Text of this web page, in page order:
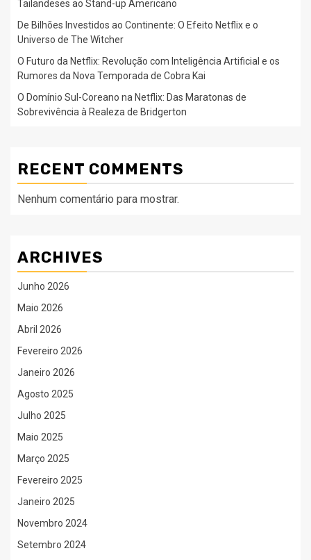
Tailandeses ao Stand-up Americano
De Bilhões Investidos ao Continente: O Efeito Netflix e o
Universo de The Witcher
O Futuro da Netflix: Revolução com Inteligência Artificial e os
Rumores da Nova Temporada de Cobra Kai
O Domínio Sul-Coreano na Netflix: Das Maratonas de
Sobrevivência à Realeza de Bridgerton
RECENT COMMENTS
Nenhum comentário para mostrar.
ARCHIVES
Junho 2026
Maio 2026
Abril 2026
Fevereiro 2026
Janeiro 2026
Agosto 2025
Julho 2025
Maio 2025
Março 2025
Fevereiro 2025
Janeiro 2025
Novembro 2024
Setembro 2024